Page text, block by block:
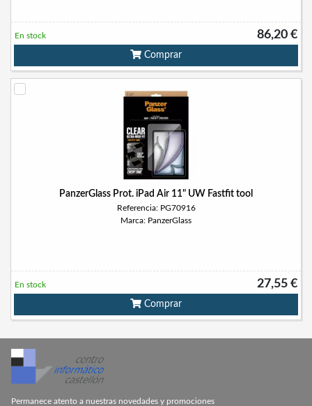
86,20 €
En stock
Comprar
PanzerGlass Prot. iPad Air 11" UW Fastfit tool
Referencia: PG70916
Marca: PanzerGlass
27,55 €
En stock
Comprar
Permanece atento a nuestras novedades y promociones